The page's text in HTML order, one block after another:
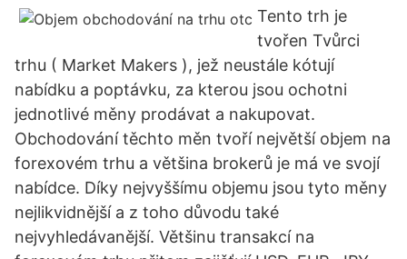
Tento trh je
tvořen Tvůrci
trhu ( Market Makers ), jež neustále kótují
nabídku a poptávku, za kterou jsou ochotni
jednotlivé měny prodávat a nakupovat.
Obchodování těchto měn tvoří největší objem na
forexovém trhu a většina brokerů je má ve svojí
nabídce. Díky nejvyššímu objemu jsou tyto měny
nejlikvidnější a z toho důvodu také
nejvyhledávanější. Většinu transakcí na